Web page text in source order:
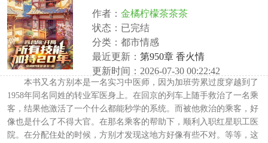
作者： 金橘柠檬茶茶茶
状态：已完结
分类：都市情感
最近更新： 第950章 香火情
更新时间：2026-07-30 00:22:42
本书又名方别本是一名实习中医师，因为加班劳累过度穿越到了
1958年同名同姓的转业军医身上。在回京的列车上随手救治了一名乘
客，结果他激活了一个什么都能秒学的系统。而被他救治的乘客，好
像也是什么了不得大官。在那名乘客的帮助下，顺利入职红星职工医
院。在分配住处的时候，方别才发现这地方好像有些不对。等等，这